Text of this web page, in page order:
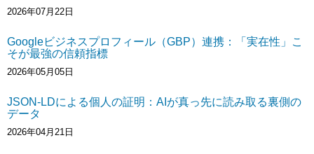
2026年07月22日
Googleビジネスプロフィール（GBP）連携：「実在性」こ
そが最強の信頼指標
2026年05月05日
JSON-LDによる個人の証明：AIが真っ先に読み取る裏側の
データ
2026年04月21日